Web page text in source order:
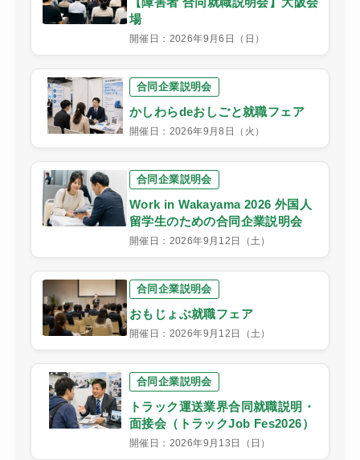
場
開催日：2026年9月6日（日）
合同企業説明会
かしわらdeおしごと就職フェア
開催日：2026年9月8日（火）
合同企業説明会
Work in Wakayama 2026 外国人
留学生のための合同企業説明会
開催日：2026年9月12日（土）
合同企業説明会
おもじょぶ就職フェア
開催日：2026年9月12日（土）
合同企業説明会
トラック運送業界合同就職説明・
面接会（トラックJob Fes2026）
開催日：2026年9月13日（日）